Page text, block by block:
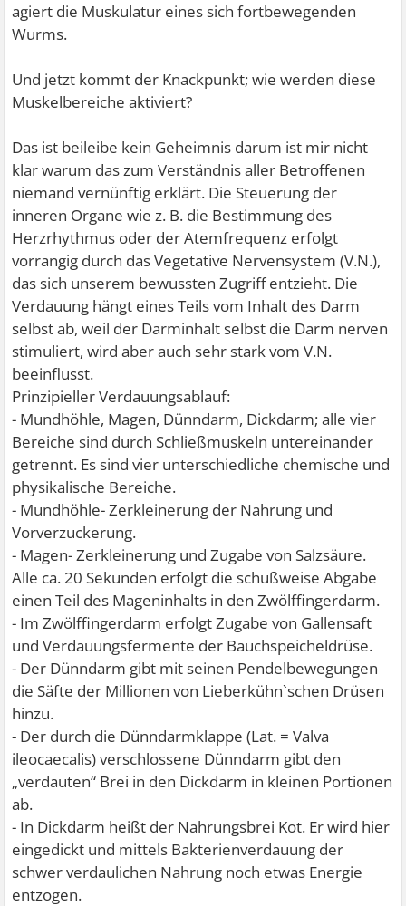
agiert die Muskulatur eines sich fortbewegenden
Wurms.
Und jetzt kommt der Knackpunkt; wie werden diese
Muskelbereiche aktiviert?
Das ist beileibe kein Geheimnis darum ist mir nicht
klar warum das zum Verständnis aller Betroffenen
niemand vernünftig erklärt. Die Steuerung der
inneren Organe wie z. B. die Bestimmung des
Herzrhythmus oder der Atemfrequenz erfolgt
vorrangig durch das Vegetative Nervensystem (V.N.),
das sich unserem bewussten Zugriff entzieht. Die
Verdauung hängt eines Teils vom Inhalt des Darm
selbst ab, weil der Darminhalt selbst die Darm nerven
stimuliert, wird aber auch sehr stark vom V.N.
beeinflusst.
Prinzipieller Verdauungsablauf:
- Mundhöhle, Magen, Dünndarm, Dickdarm; alle vier
Bereiche sind durch Schließmuskeln untereinander
getrennt. Es sind vier unterschiedliche chemische und
physikalische Bereiche.
- Mundhöhle- Zerkleinerung der Nahrung und
Vorverzuckerung.
- Magen- Zerkleinerung und Zugabe von Salzsäure.
Alle ca. 20 Sekunden erfolgt die schußweise Abgabe
einen Teil des Mageninhalts in den Zwölffingerdarm.
- Im Zwölffingerdarm erfolgt Zugabe von Gallensaft
und Verdauungsfermente der Bauchspeicheldrüse.
- Der Dünndarm gibt mit seinen Pendelbewegungen
die Säfte der Millionen von Lieberkühn`schen Drüsen
hinzu.
- Der durch die Dünndarmklappe (Lat. = Valva
ileocaecalis) verschlossene Dünndarm gibt den
„verdauten“ Brei in den Dickdarm in kleinen Portionen
ab.
- In Dickdarm heißt der Nahrungsbrei Kot. Er wird hier
eingedickt und mittels Bakterienverdauung der
schwer verdaulichen Nahrung noch etwas Energie
entzogen.